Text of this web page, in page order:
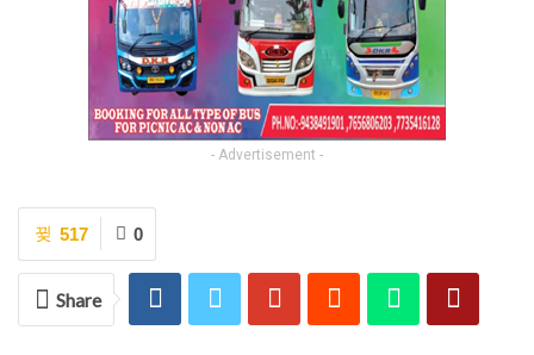
- Advertisement -
0
517
Share